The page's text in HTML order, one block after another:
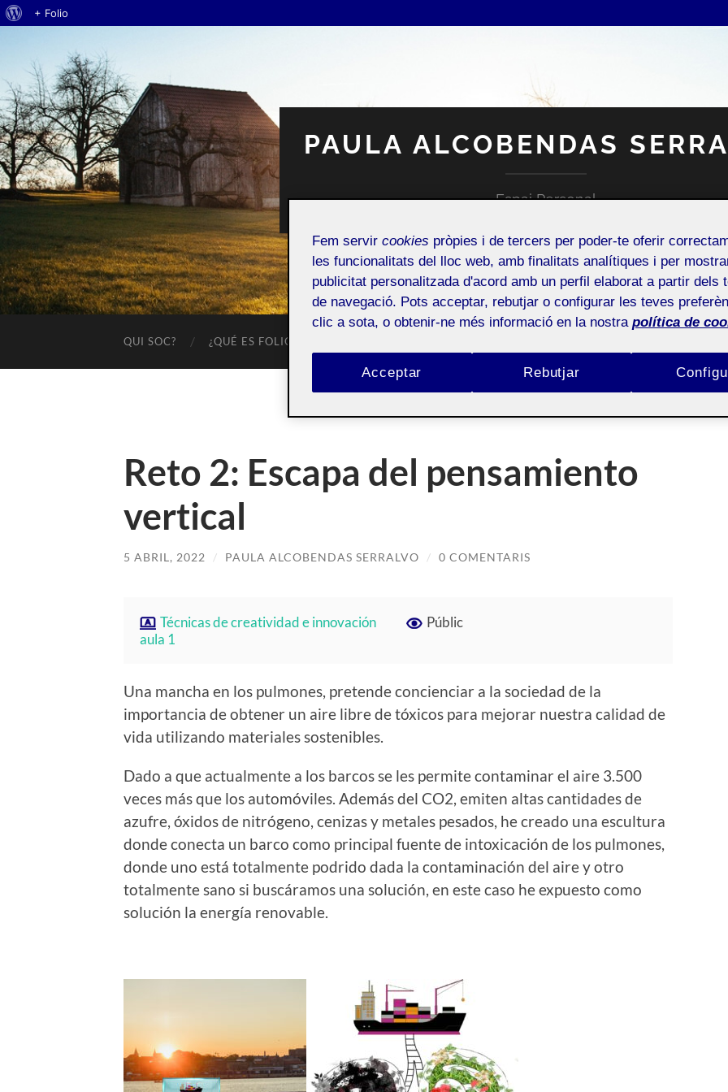
Quant
WordPress
+ Folio
PAULA ALCOBENDAS
Espai Personal
QUI SOC? ¿QUÉ ES FOLIO?
Reto 2: Escapa del pensamiento
vertical
5 ABRIL, 2022 / PAULA ALCOBENDAS SERRALVO / 0 COMENTARIS
Técnicas de creatividad e innovación
aula 1
Públic
Una mancha en los pulmones, pretende concienciar a la sociedad de la
importancia de obtener un aire libre de tóxicos para mejorar nuestra calidad de
vida utilizando materiales sostenibles.
Dado a que actualmente a los barcos se les permite contaminar el aire 3.500
veces más que los automóviles. Además del CO2, emiten altas cantidades de
azufre, óxidos de nitrógeno, cenizas y metales pesados, he creado una escultura
donde conecta un barco como principal fuente de intoxicación de los pulmones,
donde uno está totalmente podrido dada la contaminación del aire y otro
totalmente sano si buscáramos una solución, en este caso he expuesto como
solución la energía renovable.
Fem servir cookies pròpies i de tercers per poder-te oferir
les funcionalitats del lloc web, amb finalitats analítiques i per
publicitat personalitzada d'acord amb un perfil elaborat a partir dels
de navegació. Pots acceptar, rebutjar o configurar les teves
clic a sota, o obtenir-ne més informació en la nostra política de
Rebutjar
Acceptar